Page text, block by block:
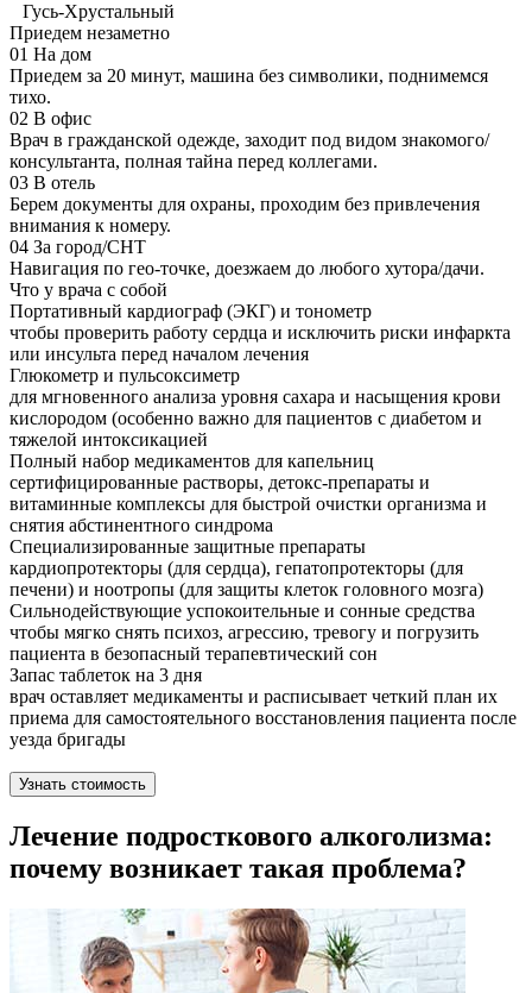
Гусь-Хрустальный
Приедем незаметно
01 На дом
Приедем за 20 минут, машина без символики, поднимемся
тихо.
02 В офис
Врач в гражданской одежде, заходит под видом знакомого/
консультанта, полная тайна перед коллегами.
03 В отель
Берем документы для охраны, проходим без привлечения
внимания к номеру.
04 За город/СНТ
Навигация по гео-точке, доезжаем до любого хутора/дачи.
Что у врача с собой
Портативный кардиограф (ЭКГ) и тонометр
чтобы проверить работу сердца и исключить риски инфаркта
или инсульта перед началом лечения
Глюкометр и пульсоксиметр
для мгновенного анализа уровня сахара и насыщения крови
кислородом (особенно важно для пациентов с диабетом и
тяжелой интоксикацией
Полный набор медикаментов для капельниц
сертифицированные растворы, детокс-препараты и
витаминные комплексы для быстрой очистки организма и
снятия абстинентного синдрома
Специализированные защитные препараты
кардиопротекторы (для сердца), гепатопротекторы (для
печени) и ноотропы (для защиты клеток головного мозга)
Сильнодействующие успокоительные и сонные средства
чтобы мягко снять психоз, агрессию, тревогу и погрузить
пациента в безопасный терапевтический сон
Запас таблеток на 3 дня
врач оставляет медикаменты и расписывает четкий план их
приема для самостоятельного восстановления пациента после
уезда бригады
Узнать стоимость
Лечение подросткового алкоголизма:
почему возникает такая проблема?